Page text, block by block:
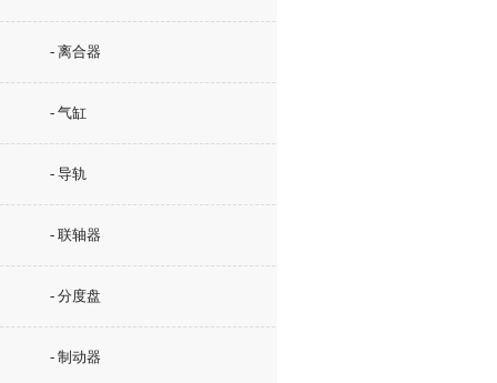
- 离合器
- 气缸
- 导轨
- 联轴器
- 分度盘
- 制动器